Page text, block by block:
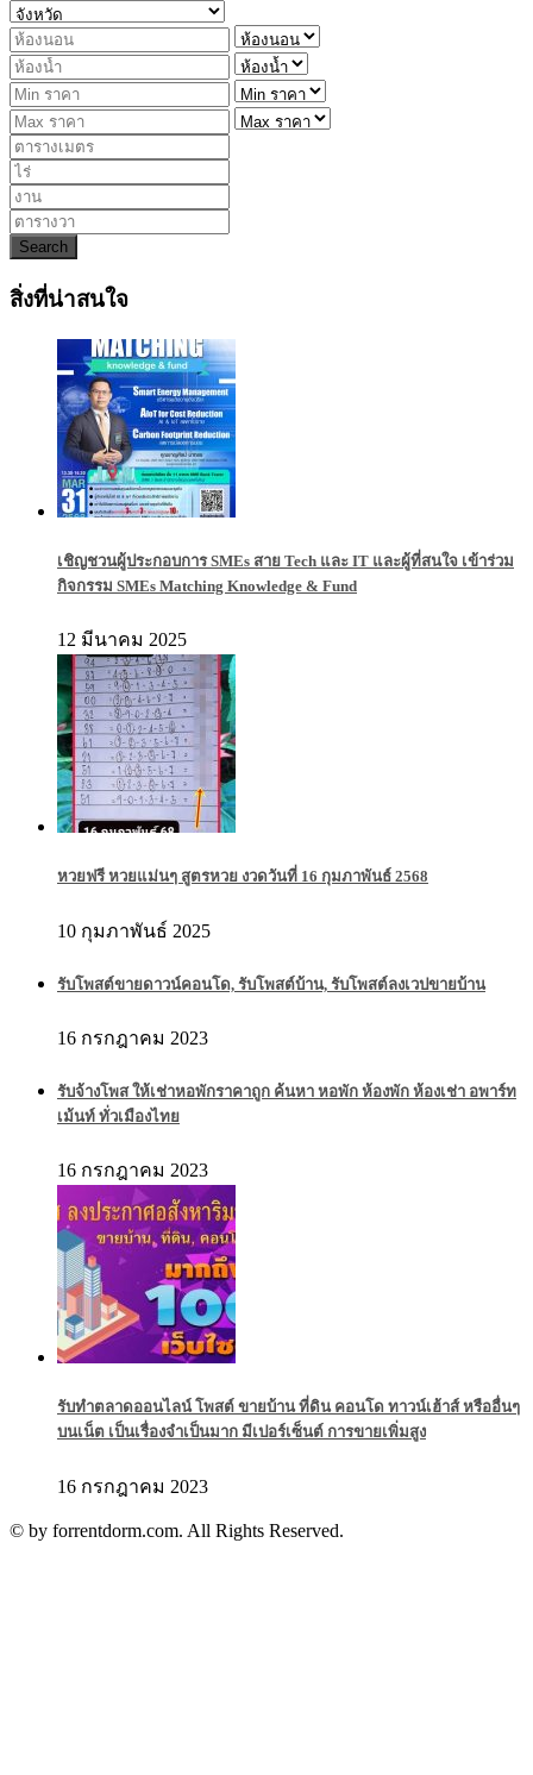
Search
สิ่งที่น่าสนใจ
เชิญชวนผู้ประกอบการ SMEs สาย Tech และ IT และผู้ที่สนใจ เข้าร่วม
กิจกรรม SMEs Matching Knowledge & Fund
12 มีนาคม 2025
หวยฟรี หวยแม่นๆ สูตรหวย งวดวันที่ 16 กุมภาพันธ์ 2568
10 กุมภาพันธ์ 2025
รับโพสต์ขายดาวน์คอนโด, รับโพสต์บ้าน, รับโพสต์ลงเวปขายบ้าน
16 กรกฎาคม 2023
รับจ้างโพส ให้เช่าหอพักราคาถูก ค้นหา หอพัก ห้องพัก ห้องเช่า อพาร์ท
เม้นท์ ทั่วเมืองไทย
16 กรกฎาคม 2023
รับทำตลาดออนไลน์ โพสต์ ขายบ้าน ที่ดิน คอนโด ทาวน์เฮ้าส์ หรืออื่นๆ
บนเน็ต เป็นเรื่องจำเป็นมาก มีเปอร์เซ็นต์ การขายเพิ่มสูง
16 กรกฎาคม 2023
© by forrentdorm.com. All Rights Reserved.